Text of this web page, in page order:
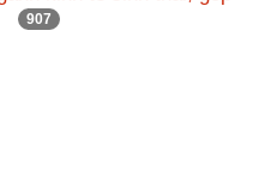
907